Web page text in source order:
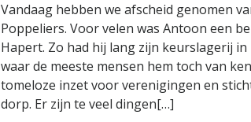
Vandaag hebben we afscheid genomen
Poppeliers. Voor velen was Antoon een
Hapert. Zo had hij lang zijn keurslagerij
waar de meeste mensen hem toch van
tomeloze inzet voor verenigingen en
dorp. Er zijn te veel dingen[…]